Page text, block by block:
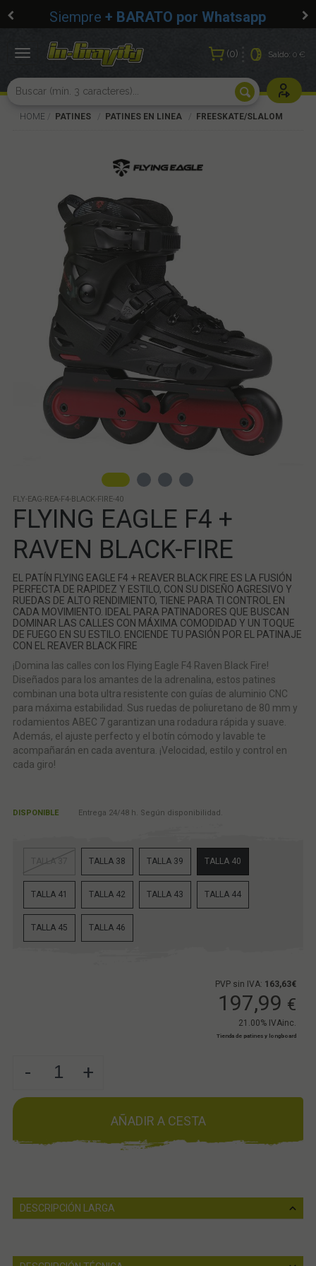
Siempre + BARATO por Whatsapp
0 Saldo:0 €
Usuarios
Toggle
HOME PATINES PATINES EN LINEA FREESKATE/SLALOM
FLY-EAG-REA-F4-BLACK-FIRE-40
FLYING EAGLE F4 +
RAVEN BLACK-FIRE
EL PATÍN FLYING EAGLE F4 + REAVER BLACK FIRE ES LA FUSIÓN
PERFECTA DE RAPIDEZ Y ESTILO, CON SU DISEÑO AGRESIVO Y
RUEDAS DE ALTO RENDIMIENTO, TIENE PARA TI CONTROL EN
CADA MOVIMIENTO. IDEAL PARA PATINADORES QUE BUSCAN
DOMINAR LAS CALLES CON MÁXIMA COMODIDAD Y UN TOQUE
DE FUEGO EN SU ESTILO. ENCIENDE TU PASIÓN POR EL PATINAJE
CON EL REAVER BLACK FIRE
¡Domina las calles con los Flying Eagle F4 Raven Black Fire!
Diseñados para los amantes de la adrenalina, estos patines
combinan una bota ultra resistente con guías de aluminio CNC
para máxima estabilidad. Sus ruedas de poliuretano de 80 mm y
rodamientos ABEC 7 garantizan una rodadura rápida y suave.
Además, el ajuste perfecto y el botín cómodo y lavable te
acompañarán en cada aventura. ¡Velocidad, estilo y control en
cada giro!
DISPONIBLE Entrega 24/48 h. Según disponibilidad.
TALLA 37 TALLA 38 TALLA 39 TALLA 40
TALLA 41 TALLA 42 TALLA 43 TALLA 44
TALLA 45 TALLA 46
PVP sin IVA: 163,63€
197,99 €
21.00% IVAinc.
Tienda de patines y longboard
- +
AÑADIR A CESTA
DESCRIPCIÓN LARGA